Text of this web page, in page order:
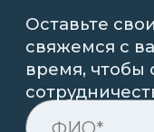
О компании
Реализованные проекты
Услуги
Статьи
Контакты
КОМПАНИЯ